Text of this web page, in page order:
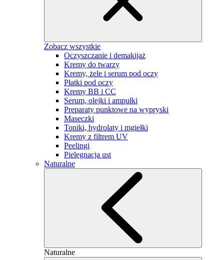
Zobacz wszystkie
Oczyszczanie i demakijaż
Kremy do twarzy
Kremy, żele i serum pod oczy
Płatki pod oczy
Kremy BB i CC
Serum, olejki i ampułki
Preparaty punktowe na wypryski
Maseczki
Toniki, hydrolaty i mgiełki
Kremy z filtrem UV
Peelingi
Pielęgnacja ust
Naturalne
Naturalne